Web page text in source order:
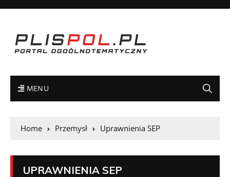
MENU
Home Przemysł Uprawnienia SEP
UPRAWNIENIA SEP